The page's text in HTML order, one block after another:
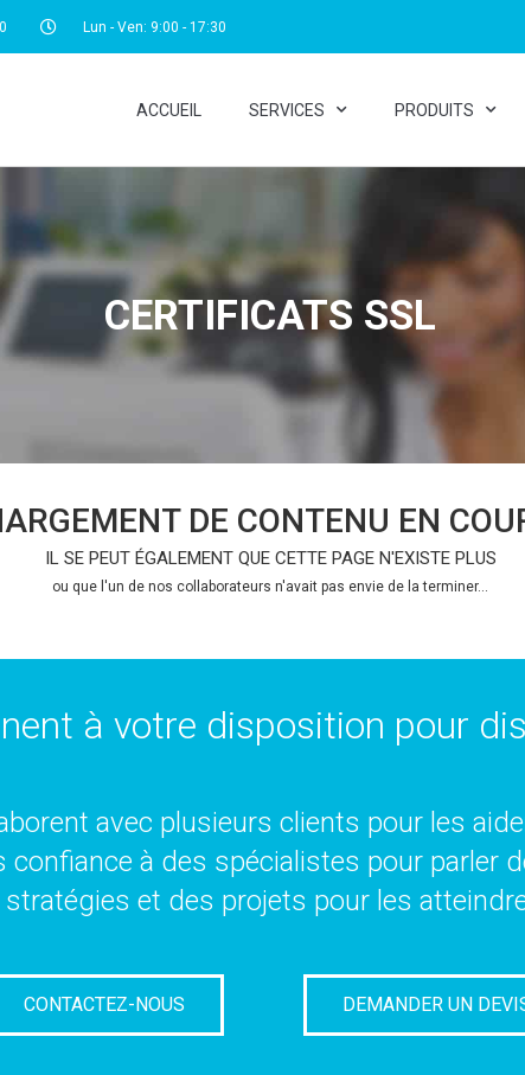
Lun - Ven: 9:00 - 17:30
ACCUEIL SERVICES PRODUITS
CERTIFICATS SSL
DE CONTENU EN
IL SE PEUT ÉGALEMENT QUE CETTE PAGE N'EXISTE PLUS
ou que l'un de nos collaborateurs n'avait pas envie de la terminer...
à votre disposition pour
avec plusieurs clients pour les
à des spécialistes pour parler
stratégies et des projets pour les
CONTACTEZ-NOUS DEMANDER UN